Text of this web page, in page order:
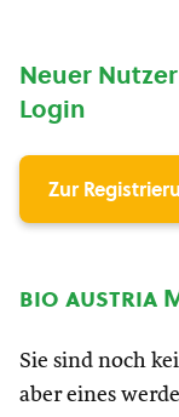
Neuer
Login
Zur
bio austria
Sie sind noch
aber eines